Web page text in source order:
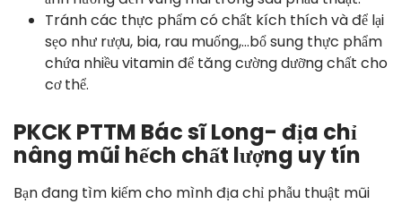
Tránh các thực phẩm có chất kích thích và để lại
sẹo như rượu, bia, rau muống,…bổ sung thực phẩm
chứa nhiều vitamin để tăng cường dưỡng chất cho
cơ thể.
PKCK PTTM Bác sĩ Long- địa chỉ
nâng mũi hếch chất lượng uy tín
Bạn đang tìm kiếm cho mình địa chỉ phẫu thuật mũi